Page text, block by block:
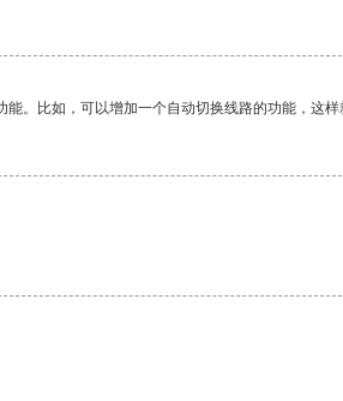
。比如，可以增加一个自动切换线路的功能，这